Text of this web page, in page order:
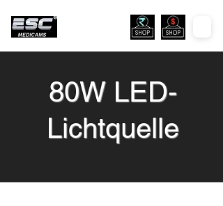
80W LED-
Lichtquelle